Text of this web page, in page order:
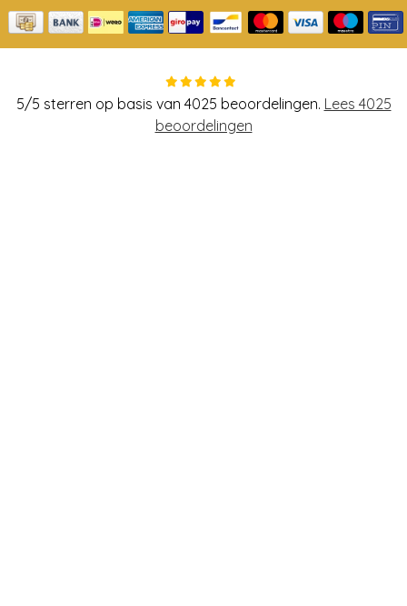
5/5 sterren op basis van 4025 beoordelingen. Lees 4025
beoordelingen